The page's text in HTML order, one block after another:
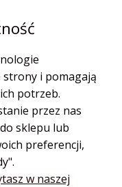
kosmetyczne
do
biżuteria
przenośne
na kabel
strony i pomagają
potrzeb.
przez nas
sklepu lub
preferencji,
w naszej